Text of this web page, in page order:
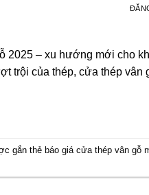
2025 – xu hướng mới cho
trội của thép, cửa thép
gắn thẻ báo giá cửa thép vân gỗ